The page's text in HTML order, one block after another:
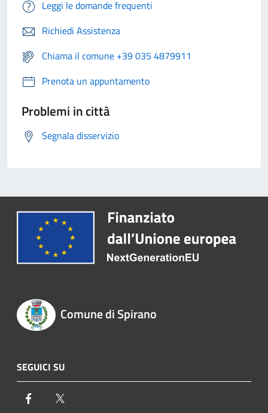
Leggi le domande frequenti
Richiedi Assistenza
Chiama il comune +39 035 4879911
Prenota un appuntamento
Problemi in città
Segnala disservizio
Comune di Spirano
SEGUICI SU
Facebook